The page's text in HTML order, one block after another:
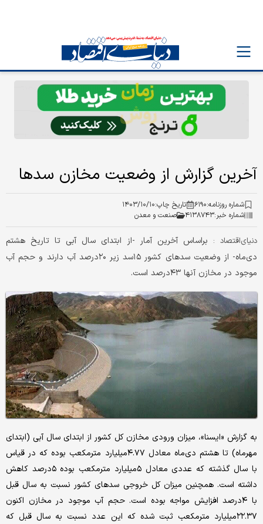
آخرین گزارش از وضعیت مخازن سد‌ها
شماره روزنامه:۶۱۹۰ تاریخ چاپ:۱۴۰۳/۱۰/۱۰
شماره خبر:۴۱۳۸۷۴۳ صنعت و معدن
دنیای‌اقتصاد : براساس آخرین آمار -از ابتدای سال آبی تا تاریخ هشتم
دی‌‌‌ماه- از وضعیت سدهای کشور ۱۵سد زیر ۲۰‌درصد آب دارند و حجم آب
موجود در مخازن آنها ۴۳‌درصد است.
به‌‌‌ گزارش «ایسنا»، میزان ورودی مخازن کل کشور از ابتدای سال آبی (ابتدای
مهرماه) تا هشتم دی‌‌‌ماه معادل ۴.۷۷میلیارد مترمکعب بوده که در قیاس
با سال گذشته که عددی معادل ۵میلیارد مترمکعب بوده ۵‌درصد کاهش
داشته است. همچنین میزان کل خروجی سدهای کشور نسبت به سال قبل
با ۴‌درصد افزایش مواجه بوده است. حجم آب موجود در مخازن اکنون
۲۲.۳۷میلیارد مترمکعب ثبت شده که این عدد نسبت به سال قبل که